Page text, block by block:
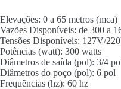
Elevações: 0 a 65 metros (mca)
Vazões Disponíveis: de 300 a
Tensões Disponíveis: 127V/
Potências (watt): 300 watts
Diâmetros de saída (pol): 3/4
Diâmetros do poço (pol): 6 pol
Frequências (hz): 60 hz